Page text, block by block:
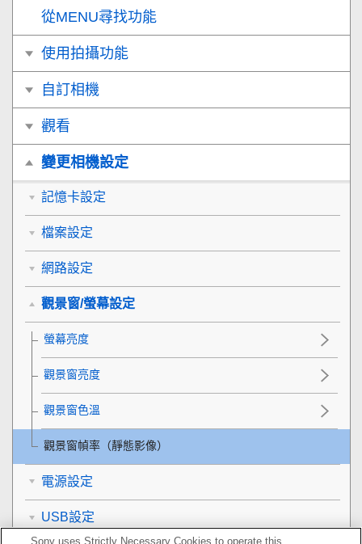
從MENU尋找功能
使用拍攝功能
自訂相機
觀看
變更相機設定
記憶卡設定
檔案設定
網路設定
觀景窗/螢幕設定
螢幕亮度
觀景窗亮度
觀景窗色溫
觀景窗幀率 （靜態影像）
電源設定
USB設定
Sony uses Strictly Necessary Cookies to operate this